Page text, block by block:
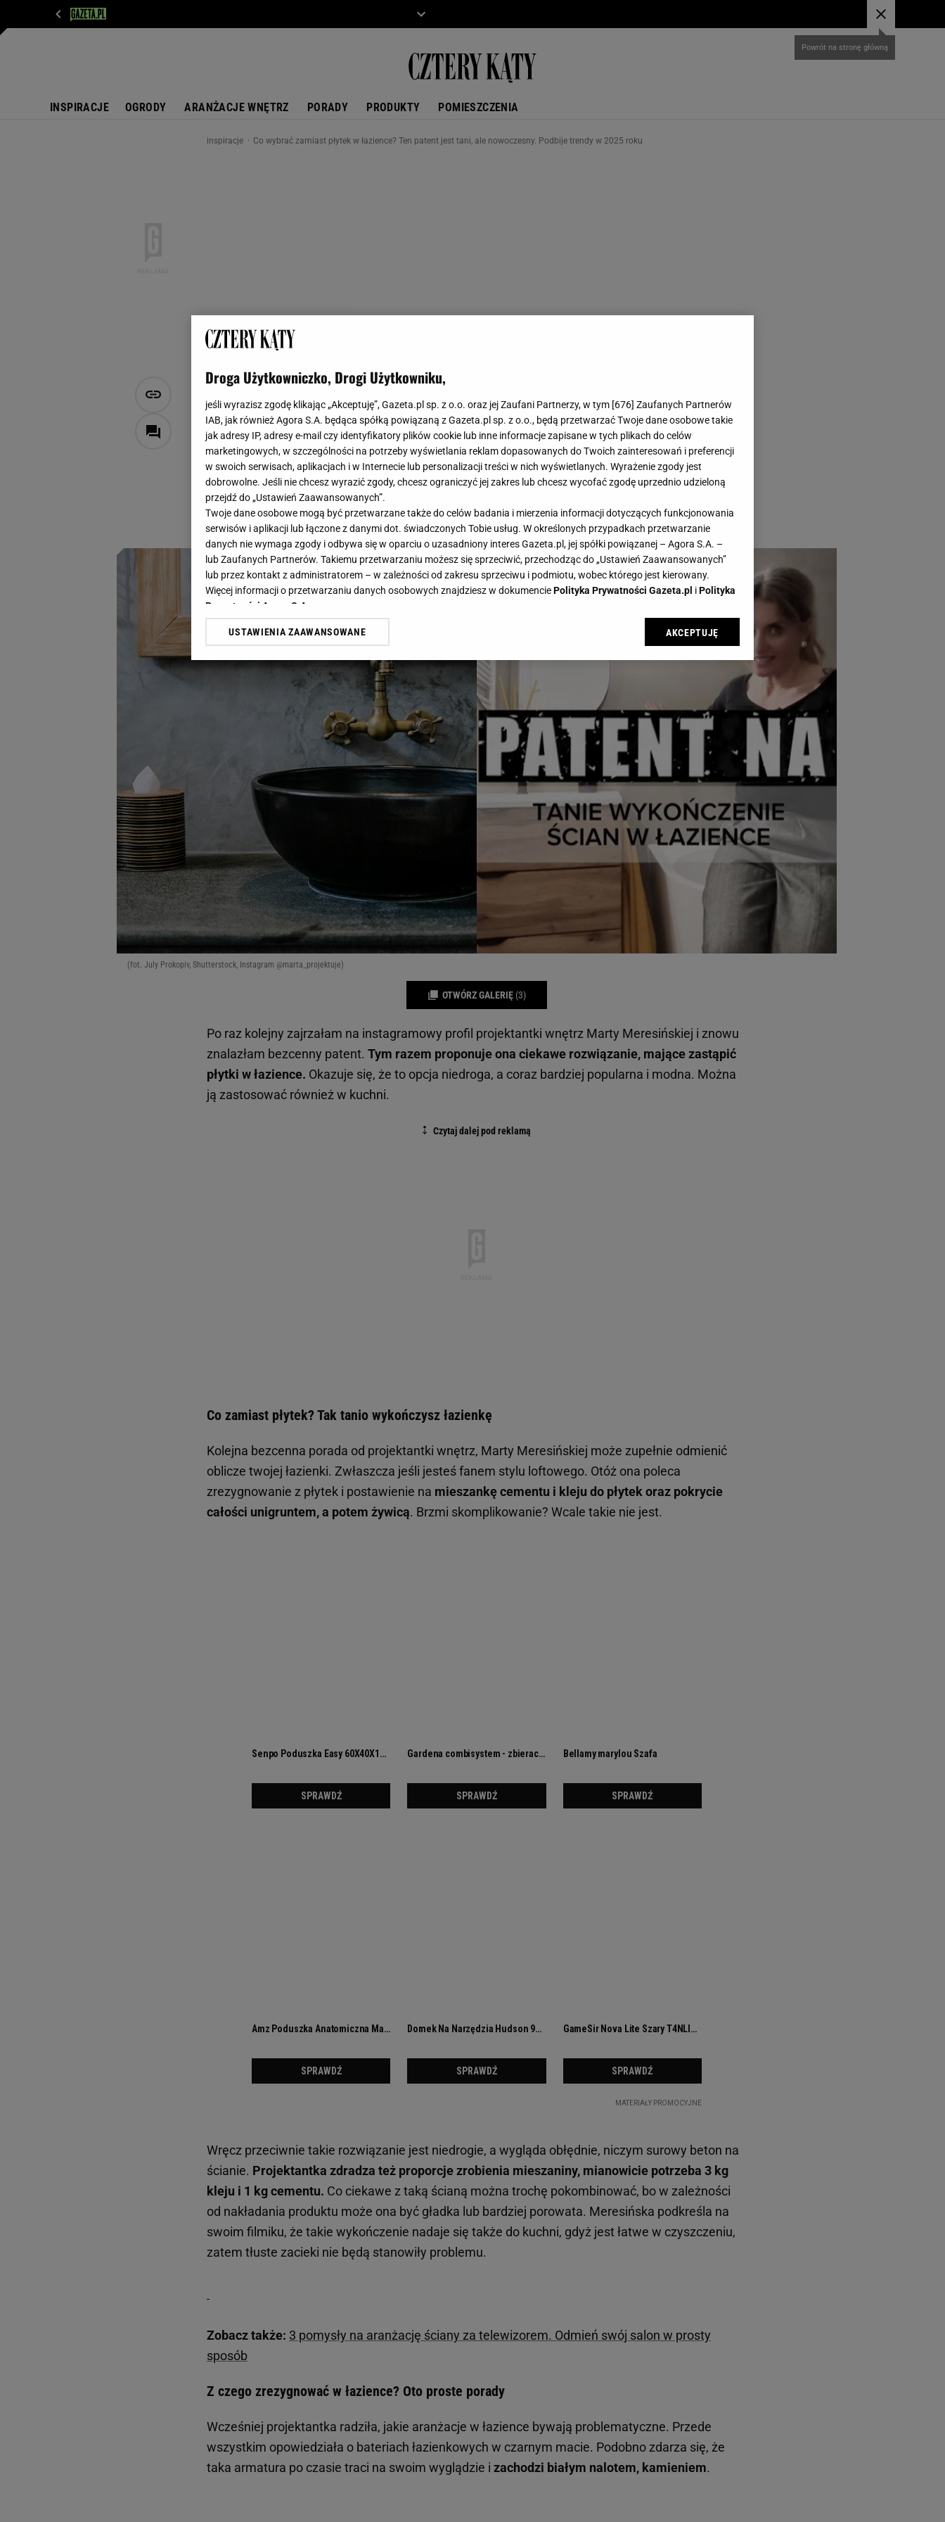
Powrót na stronę główną
INSPIRACJE OGRODY ARANŻACJE WNĘTRZ PORADY PRODUKTY POMIESZCZENIA
inspiracje Co wybrać zamiast płytek w łazience? Ten patent jest tani, ale nowoczesny. Podbije trendy w 2025 roku
Co wybrać zamiast płytek w łazience? Ten patent jest tani,
ale nowoczesny. Podbije trendy w 2025 roku
Izabela Weśniuk
26 listopada 2024, 14:00
W łazience zazwyczaj decydujemy się na płytki. Jednak ostatnio coraz popularniejsze staje się
inne rozwiązanie. Poleca je nawet projektantka wnętrz. Jest tanie i wygląda obłędnie.
(fot. July Prokopiv, Shutterstock, Instagram @marta_projektuje)
OTWÓRZ GALERIĘ (3)
Po raz kolejny zajrzałam na instagramowy profil projektantki wnętrz Marty Meresińskiej i znowu
znalazłam bezcenny patent. Tym razem proponuje ona ciekawe rozwiązanie, mające zastąpić
płytki w łazience. Okazuje się, że to opcja niedroga, a coraz bardziej popularna i modna. Można
ją zastosować również w kuchni.
Co zamiast płytek? Tak tanio wykończysz łazienkę
Kolejna bezcenna porada od projektantki wnętrz, Marty Meresińskiej może zupełnie odmienić
oblicze twojej łazienki. Zwłaszcza jeśli jesteś fanem stylu loftowego. Otóż ona poleca
zrezygnowanie z płytek i postawienie na mieszankę cementu i kleju do płytek oraz pokrycie
całości unigruntem, a potem żywicą. Brzmi skomplikowanie? Wcale takie nie jest.
Wręcz przeciwnie takie rozwiązanie jest niedrogie, a wygląda obłędnie, niczym surowy beton na
ścianie. Projektantka zdradza też proporcje zrobienia mieszaniny, mianowicie potrzeba 3 kg
kleju i 1 kg cementu. Co ciekawe z taką ścianą można trochę pokombinować, bo w zależności
od nakładania produktu może ona być gładka lub bardziej porowata. Meresińska podkreśla na
swoim filmiku, że takie wykończenie nadaje się także do kuchni, gdyż jest łatwe w czyszczeniu,
zatem tłuste zacieki nie będą stanowiły problemu.
Zobacz także: 3 pomysły na aranżację ściany za telewizorem. Odmień swój salon w prosty
sposób
Z czego zrezygnować w łazience? Oto proste porady
Wcześniej projektantka radziła, jakie aranżacje w łazience bywają problematyczne. Przede
wszystkim opowiedziała o bateriach łazienkowych w czarnym macie. Podobno zdarza się, że
taka armatura po czasie traci na swoim wyglądzie i zachodzi białym nalotem, kamieniem.
Droga Użytkowniczko, Drogi Użytkowniku,
jeśli wyrazisz zgodę klikając „Akceptuję”, Gazeta.pl sp. z o.o. oraz jej Zaufani Partnerzy, w tym [676] Zaufanych Partnerów
IAB, jak również Agora S.A. będąca spółką powiązaną z Gazeta.pl sp. z o.o., będą przetwarzać Twoje dane osobowe takie
jak adresy IP, adresy e-mail czy identyfikatory plików cookie lub inne informacje zapisane w tych plikach do celów
marketingowych, w szczególności na potrzeby wyświetlania reklam dopasowanych do Twoich zainteresowań i preferencji
w swoich serwisach, aplikacjach i w Internecie lub personalizacji treści w nich wyświetlanych. Wyrażenie zgody jest
dobrowolne. Jeśli nie chcesz wyrazić zgody, chcesz ograniczyć jej zakres lub chcesz wycofać zgodę uprzednio udzieloną
przejdź do „Ustawień Zaawansowanych”.
Twoje dane osobowe mogą być przetwarzane także do celów badania i mierzenia informacji dotyczących funkcjonowania
serwisów i aplikacji lub łączone z danymi dot. świadczonych Tobie usług. W określonych przypadkach przetwarzanie
danych nie wymaga zgody i odbywa się w oparciu o uzasadniony interes Gazeta.pl, jej spółki powiązanej – Agora S.A. –
lub Zaufanych Partnerów. Takiemu przetwarzaniu możesz się sprzeciwić, przechodząc do „Ustawień Zaawansowanych”
lub przez kontakt z administratorem – w zależności od zakresu sprzeciwu i podmiotu, wobec którego jest kierowany.
Więcej informacji o przetwarzaniu danych osobowych znajdziesz w dokumenciePolityka Prywatności Gazeta.pl iPolityka
Prywatności Agora S.A.
Klikając „Akceptuję” wyrażasz też zgodę na zainstalowanie i przechowywanie plików cookie Gazeta.pl sp. z o.o., jej
dotyczące plików cookie, wywołując narzędzie do zarządzania twoimi preferencjami dot. przetwarzania danych poprzez
odnośnik „Ustawienia prywatności ” w stopce serwisu i przechodząc do „Ustawień Zaawansowanych”. Zmiana ustawień
plików cookie możliwa jest także za pomocą ustawień przeglądarki.
My, nasi Zaufani Partnerzy i Agora S.A. możemy przetwarzać dane osobowe w następujących celach:
Użycie dokładnych danych geolokalizacyjnych. Aktywne skanowanie charakterystyki urządzenia do celów identyfikacji.
Przechowywanie informacji na urządzeniu lub dostęp do nich. Spersonalizowane reklamy i treści, pomiar reklam i treści,
badnie odbiorców i ulepszanie usług.Lista Zaufanych Partnerów
USTAWIENIA ZAAWANSOWANE AKCEPTUJĘ